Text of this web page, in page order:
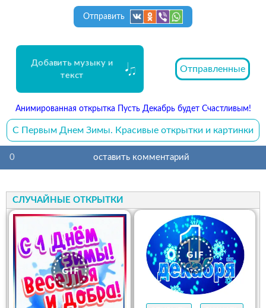
Отправить
Добавить музыку и
текст
Отправленные
Анимированная открытка Пусть Декабрь будет Счастливым!
С Первым Днем Зимы. Красивые открытки и картинки
0 оставить комментарий
СЛУЧАЙНЫЕ ОТКРЫТКИ